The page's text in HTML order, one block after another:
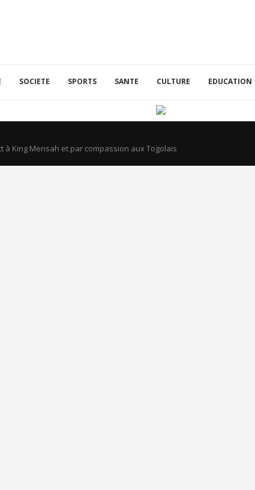
SOCIETE SPORTS SANTE CULTURE EDUCATION
à King Mensah et par compassion aux Togolais